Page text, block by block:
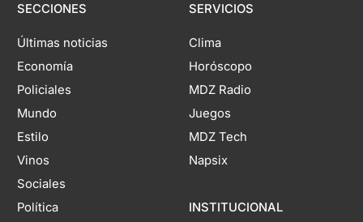
SECCIONES
Últimas noticias
Economía
Policiales
Mundo
Estilo
Vinos
Sociales
Política
SERVICIOS
Clima
Horóscopo
MDZ Radio
Juegos
MDZ Tech
Napsix
INSTITUCIONAL